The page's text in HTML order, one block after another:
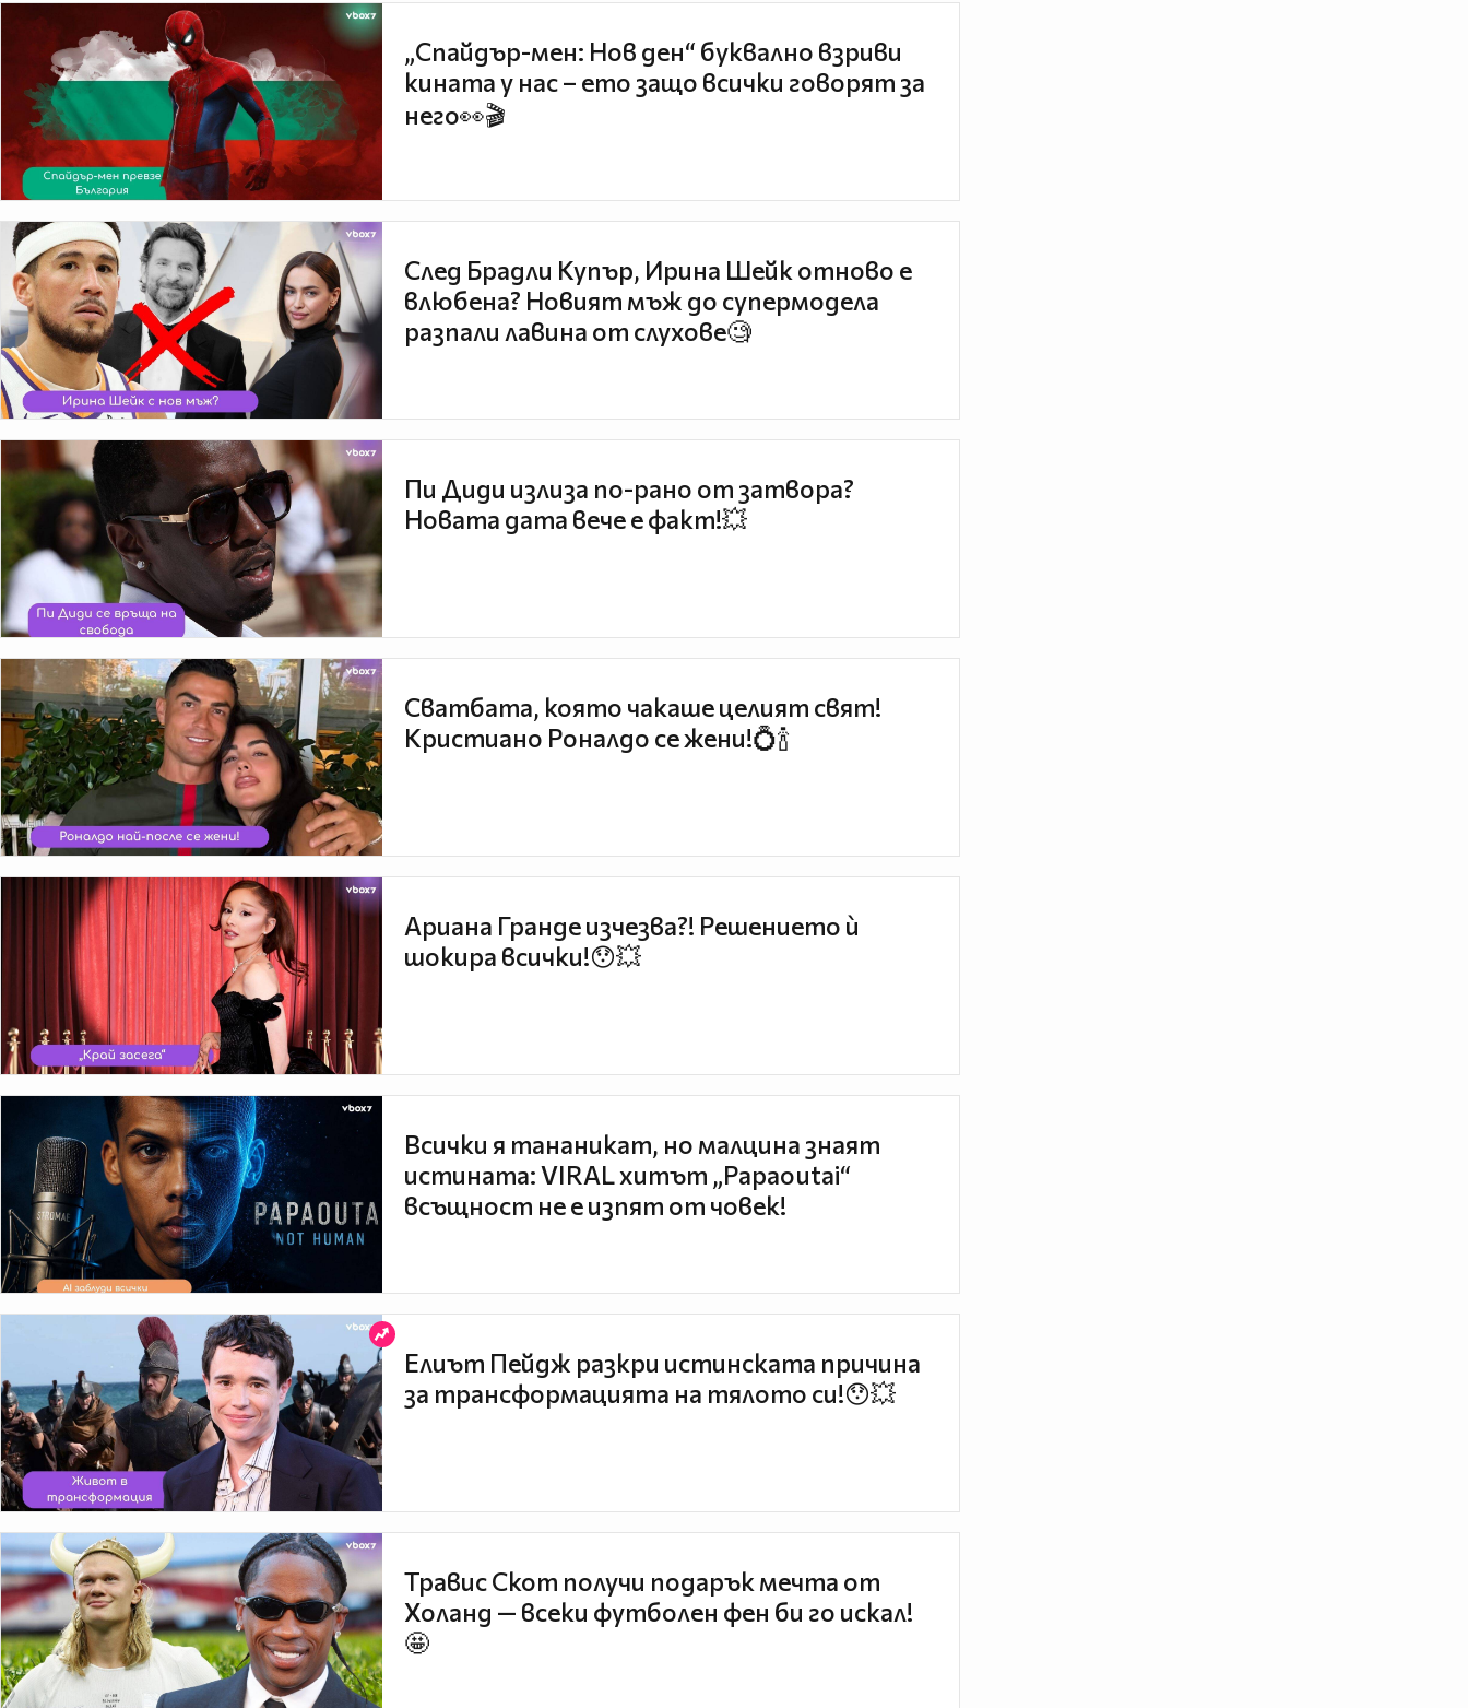
„Спайдър-мен: Нов ден“ буквално взриви
кината у нас – ето защо всички говорят за
него👀🎬
След Брадли Купър, Ирина Шейк отново е
влюбена? Новият мъж до супермодела
разпали лавина от слухове🧐
Пи Диди излиза по-рано от затвора?
Новата дата вече е факт!💥
Сватбата, която чакаше целият свят!
Кристиано Роналдо се жени!💍🍾
Ариана Гранде изчезва?! Решението ѝ
шокира всички!😯💥
Всички я тананикат, но малцина знаят
истината: VIRAL хитът „Papaoutai“
всъщност не е изпят от човек!
Елиът Пейдж разкри истинската причина
за трансформацията на тялото си!😯💥
Травис Скот получи подарък мечта от
Холанд — всеки футболен фен би го искал!
🤩